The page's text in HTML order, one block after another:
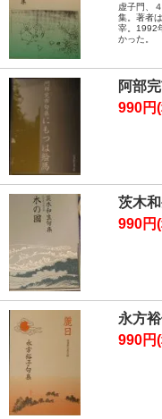
虚子門、
集。著者
宰。1992
かった。
阿部
990円
茨木
990円
永方
990円